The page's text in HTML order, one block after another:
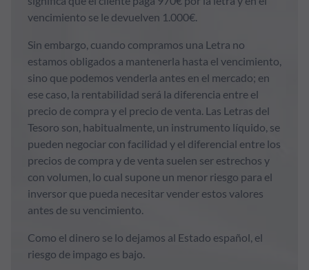
vencimiento se le devuelven 1.000€.
Sin embargo, cuando compramos una Letra no
estamos obligados a mantenerla hasta el vencimiento,
sino que podemos venderla antes en el mercado; en
ese caso, la rentabilidad será la diferencia entre el
precio de compra y el precio de venta. Las Letras del
Tesoro son, habitualmente, un instrumento líquido, se
pueden negociar con facilidad y el diferencial entre los
precios de compra y de venta suelen ser estrechos y
con volumen, lo cual supone un menor riesgo para el
inversor que pueda necesitar vender estos valores
antes de su vencimiento.
Como el dinero se lo dejamos al Estado español, el
riesgo de impago es bajo.